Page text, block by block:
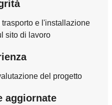
e l'installazione
sito di lavoro
del progetto
aggiornate